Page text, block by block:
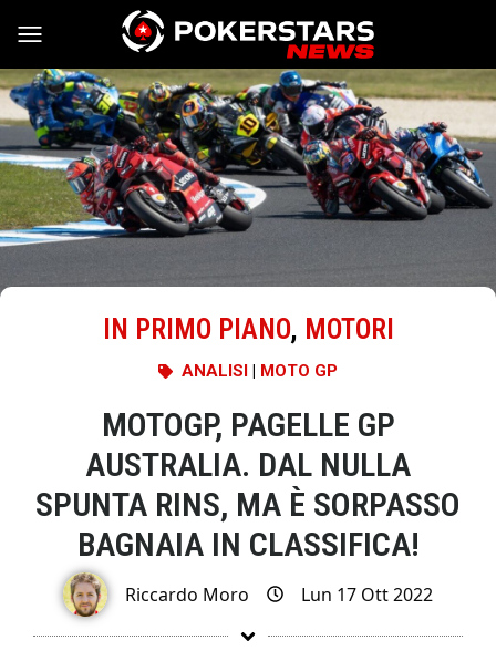
Vai al contenuto
IN PRIMO PIANO, MOTORI
ANALISI MOTO GP
MOTOGP, PAGELLE GP
AUSTRALIA. DAL NULLA
SPUNTA RINS, MA È SORPASSO
BAGNAIA IN CLASSIFICA!
Riccardo Moro Lun 17 Ott 2022